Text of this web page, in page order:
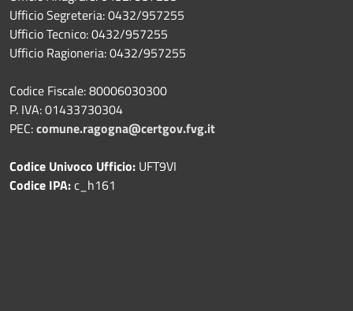
Ufficio Segreteria: 0432/957255
Ufficio Tecnico: 0432/957255
Ufficio Ragioneria: 0432/957255
Codice Fiscale: 80006030300
P. IVA: 01433730304
PEC:comune.ragogna@certgov.fvg.it
Codice Univoco Ufficio: UFT9VI
Codice IPA:c_h161